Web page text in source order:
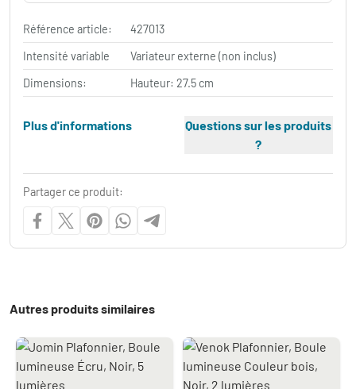
Référence article:
427013
Intensité variable
Variateur externe (non inclus)
Dimensions:
Hauteur: 27.5 cm
Plus d'informations
Questions sur les produits
?
Partager ce produit:
Autres produits similaires